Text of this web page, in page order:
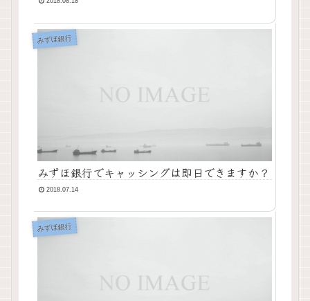
みずほ銀行
みずほ銀行でキャッシングは即日できますか？
2018.07.14
みずほ銀行